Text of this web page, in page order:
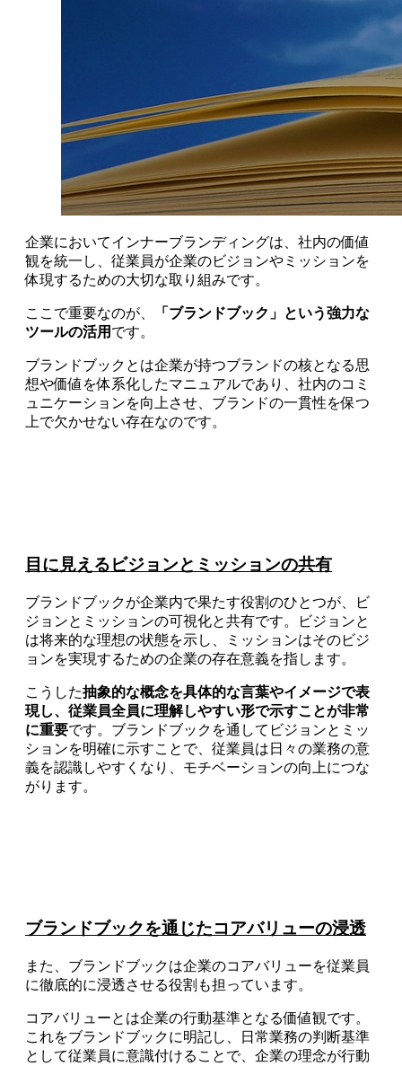
企業においてインナーブランディングは、社内の価値
観を統一し、従業員が企業のビジョンやミッションを
体現するための大切な取り組みです。
ここで重要なのが、
「ブランドブック」という強力な
ツールの活用 です。
ブランドブックとは企業が持つブランドの核となる思
想や価値を体系化したマニュアルであり、社内のコミ
ュニケーションを向上させ、ブランドの一貫性を保つ
上で欠かせない存在なのです。
目に見えるビジョンとミッションの共有
ブランドブックが企業内で果たす役割のひとつが、ビ
ジョンとミッションの可視化と共有です。ビジョンと
は将来的な理想の状態を示し、ミッションはそのビジ
ョンを実現するための企業の存在意義を指します。
こうした抽象的な概念を具体的な言葉やイメージで表
現し、従業員全員に理解しやすい形で示すことが非常
に重要です。ブランドブックを通してビジョンとミッ
ションを明確に示すことで、従業員は日々の業務の意
義を認識しやすくなり、モチベーションの向上につな
がります。
ブランドブックを通じたコアバリューの浸透
また、ブランドブックは企業のコアバリューを従業員
に徹底的に浸透させる役割も担っています。
コアバリューとは企業の行動基準となる価値観です。
これをブランドブックに明記し、日常業務の判断基準
として従業員に意識付けることで、企業の理念が行動